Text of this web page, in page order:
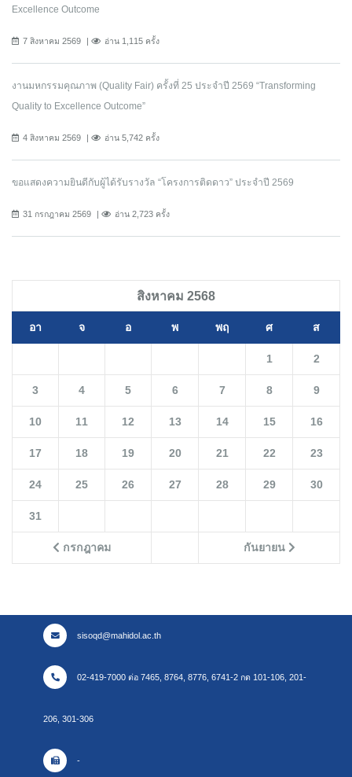
Excellence Outcome
7 สิงหาคม 2569 อ่าน 1,115 ครั้ง
งานมหกรรมคุณภาพ (Quality Fair) ครั้งที่ 25 ประจำปี 2569 “Transforming
Quality to Excellence Outcome”
4 สิงหาคม 2569 อ่าน 5,742 ครั้ง
ขอแสดงความยินดีกับผู้ได้รับรางวัล “โครงการติดดาว” ประจำปี 2569
31 กรกฎาคม 2569 อ่าน 2,723 ครั้ง
สิงหาคม 2568
อา จ อ พ พฤ ศ ส
กรกฎาคม กันยายน
1 2
3 4 5 6 7 8 9
10 11 12 13 14 15 16
17 18 19 20 21 22 23
24 25 26 27 28 29 30
31
sisoqd@mahidol.ac.th
02-419-7000 ต่อ 7465, 8764, 8776, 6741-2 กด 101-106, 201-
206, 301-306
-